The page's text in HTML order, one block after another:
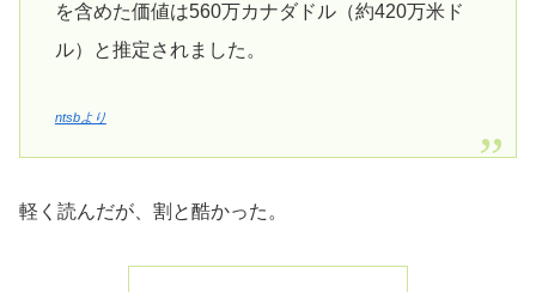
を含めた価値は560万カナダドル（約420万米ド
ル）と推定されました。
ntsbより
軽く読んだが、割と酷かった。